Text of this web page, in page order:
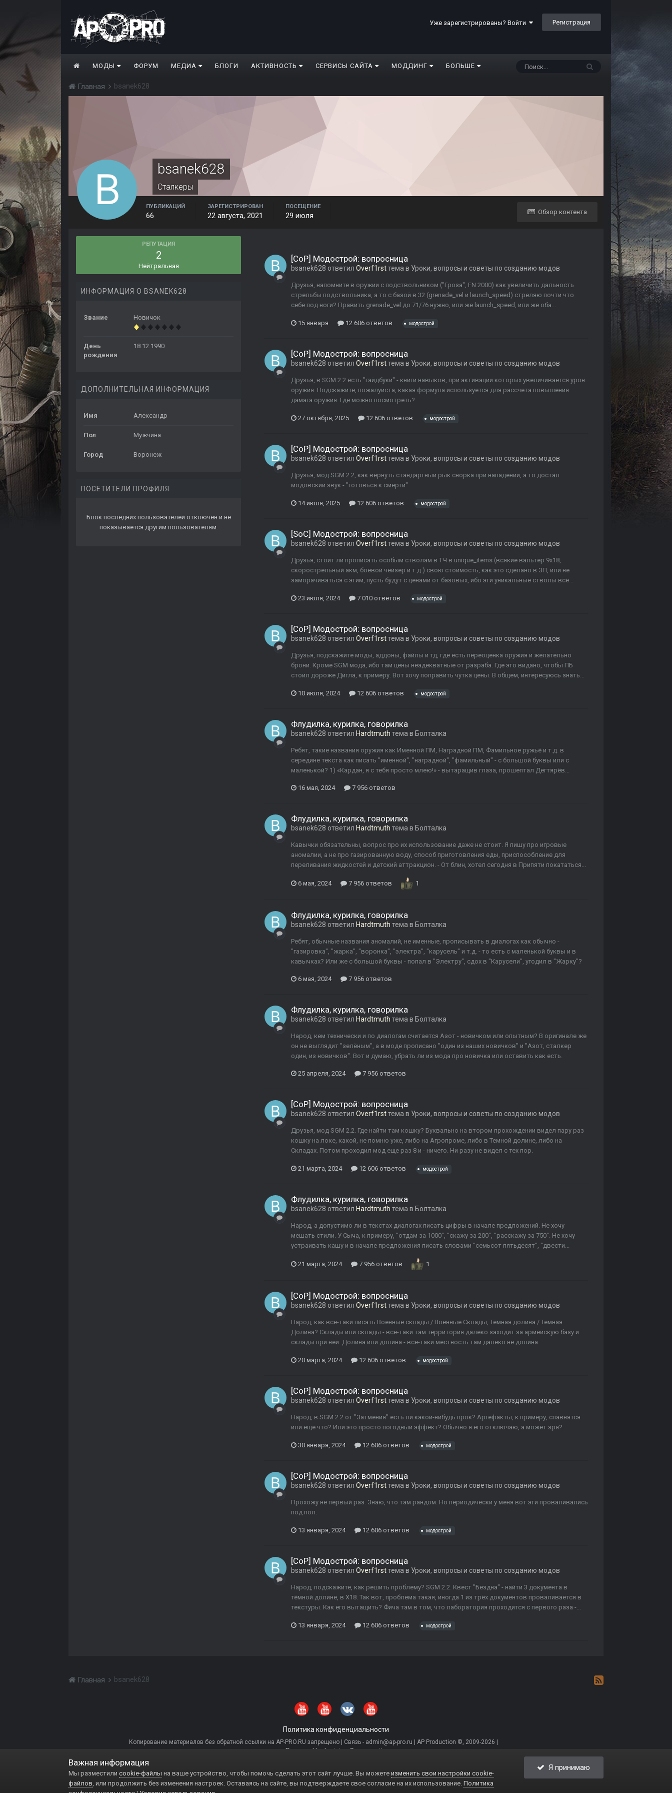
Уже зарегистрированы? Войти Регистрация
МОДЫ ФОРУМ МЕДИА БЛОГИ АКТИВНОСТЬ СЕРВИСЫ САЙТА МОДДИНГ БОЛЬШЕ
Главная bsanek628
bsanek628
Сталкеры
Обзор контента
ПУБЛИКАЦИЙ
66
ЗАРЕГИСТРИРОВАН
22 августа, 2021
ПОСЕЩЕНИЕ
29 июля
РЕПУТАЦИЯ
2
Нейтральная
ИНФОРМАЦИЯ О BSANEK628
Звание Новичок
День
рождения
18.12.1990
ДОПОЛНИТЕЛЬНАЯ ИНФОРМАЦИЯ
Имя Александр
Пол Мужчина
Город Воронеж
ПОСЕТИТЕЛИ ПРОФИЛЯ
Блок последних пользователей отключён и не
показывается другим пользователям.
[CoP] Модострой: вопросница
bsanek628 ответил Overf1rstтема в Уроки, вопросы и советы по созданию модов
Друзья, напомните в оружии с подствольником ("Гроза", FN 2000) как увеличить дальность
стрельбы подствольника, а то с базой в 32 (grenade_vel и launch_speed) стреляю почти что
себе под ноги? Править grenade_vel до 71/76 нужно, или же launch_speed, или же оба...
15 января 12 606 ответов модострой
[CoP] Модострой: вопросница
bsanek628 ответил Overf1rstтема в Уроки, вопросы и советы по созданию модов
Друзья, в SGM 2.2 есть "гайдбуки" - книги навыков, при активации которых увеличивается урон
оружия. Подскажите, пожалуйста, какая формула используется для рассчета повышения
дамага оружия. Где можно посмотреть?
27 октября, 2025 12 606 ответов модострой
[CoP] Модострой: вопросница
bsanek628 ответил Overf1rstтема в Уроки, вопросы и советы по созданию модов
Друзья, мод SGM 2.2, как вернуть стандартный рык снорка при нападении, а то достал
модовский звук - "готовься к смерти".
14 июля, 2025 12 606 ответов модострой
[SoC] Модострой: вопросница
bsanek628 ответил Overf1rstтема в Уроки, вопросы и советы по созданию модов
Друзья, стоит ли прописать особым стволам в ТЧ в unique_items (всякие вальтер 9х18,
скорострельный акм, боевой чейзер и т.д.) свою стоимость, как это сделано в ЗП, или не
заморачиваться с этим, пусть будут с ценами от базовых, ибо эти уникальные стволы всё...
23 июля, 2024 7 010 ответов модострой
[CoP] Модострой: вопросница
bsanek628 ответил Overf1rstтема в Уроки, вопросы и советы по созданию модов
Друзья, подскажите моды, аддоны, файлы и тд, где есть переоценка оружия и желательно
брони. Кроме SGM мода, ибо там цены неадекватные от разраба. Где это видано, чтобы ПБ
стоил дороже Дигла, к примеру. Вот хочу поправить чутка цены. В общем, интересуюсь знать...
10 июля, 2024 12 606 ответов модострой
Флудилка, курилка, говорилка
bsanek628 ответил Hardtmuth тема в Болталка
Ребят, такие названия оружия как Именной ПМ, Наградной ПМ, Фамильное ружьё и т.д. в
середине текста как писать "именной", "наградной", "фамильный" - с большой буквы или с
маленькой? 1) «Кардан, я с тебя просто млею!» - вытаращив глаза, прошептал Дегтярёв...
16 мая, 2024 7 956 ответов
Флудилка, курилка, говорилка
bsanek628 ответил Hardtmuth тема в Болталка
Кавычки обязательны, вопрос про их использование даже не стоит. Я пишу про игровые
аномалии, а не про газированную воду, способ приготовления еды, приспособление для
переливания жидкостей и детский аттракцион. - От блин, хотел сегодня в Припяти покататься...
6 мая, 2024 7 956 ответов 1
Флудилка, курилка, говорилка
bsanek628 ответил Hardtmuth тема в Болталка
Ребят, обычные названия аномалий, не именные, прописывать в диалогах как обычно -
"газировка", "жарка", "воронка", "электра", "карусель" и т.д. - то есть с маленькой буквы и в
кавычках? Или же с большой буквы - попал в "Электру", сдох в "Карусели", угодил в "Жарку"?
6 мая, 2024 7 956 ответов
Флудилка, курилка, говорилка
bsanek628 ответил Hardtmuth тема в Болталка
Народ, кем технически и по диалогам считается Азот - новичком или опытным? В оригинале же
он не выглядит "зелёным", а в моде прописано "один из наших новичков" и "Азот, сталкер
один, из новичков". Вот и думаю, убрать ли из мода про новичка или оставить как есть.
25 апреля, 2024 7 956 ответов
[CoP] Модострой: вопросница
bsanek628 ответил Overf1rstтема в Уроки, вопросы и советы по созданию модов
Друзья, мод SGM 2.2. Где найти там кошку? Буквально на втором прохождении видел пару раз
кошку на локе, какой, не помню уже, либо на Агропроме, либо в Темной долине, либо на
Складах. Потом проходил мод еще раз 8 и - ничего. Ни разу не видел с тех пор.
21 марта, 2024 12 606 ответов модострой
Флудилка, курилка, говорилка
bsanek628 ответил Hardtmuth тема в Болталка
Народ, а допустимо ли в текстах диалогах писать цифры в начале предложений. Не хочу
мешать стили. У Сыча, к примеру, "отдам за 1000", "скажу за 200", "расскажу за 750". Не хочу
устраивать кашу и в начале предложения писать словами "семьсот пятьдесят", "двести...
21 марта, 2024 7 956 ответов 1
[CoP] Модострой: вопросница
bsanek628 ответил Overf1rstтема в Уроки, вопросы и советы по созданию модов
Народ, как всё-таки писать Военные склады / Военные Склады, Тёмная долина / Тёмная
Долина? Склады или склады - всё-таки там территория далеко заходит за армейскую базу и
склады при ней. Долина или долина - все-таки местность там далеко не долина.
20 марта, 2024 12 606 ответов модострой
[CoP] Модострой: вопросница
bsanek628 ответил Overf1rstтема в Уроки, вопросы и советы по созданию модов
Народ, в SGM 2.2 от "Затмения" есть ли какой-нибудь прок? Артефакты, к примеру, спавнятся
или ещё что? Или это просто погодный эффект? Обычно я его отключаю, а может зря?
30 января, 2024 12 606 ответов модострой
[CoP] Модострой: вопросница
bsanek628 ответил Overf1rstтема в Уроки, вопросы и советы по созданию модов
Прохожу не первый раз. Знаю, что там рандом. Но периодически у меня вот эти проваливались
под пол.
13 января, 2024 12 606 ответов модострой
[CoP] Модострой: вопросница
bsanek628 ответил Overf1rstтема в Уроки, вопросы и советы по созданию модов
Народ, подскажите, как решить проблему? SGM 2.2. Квест "Бездна" - найти 3 документа в
тёмной долине, в Х18. Так вот, проблема такая, иногда 1 из трёх документов проваливается в
текстуры. Как его вытащить? Фича там в том, что лаборатория проходится с первого раза -...
13 января, 2024 12 606 ответов модострой
Главная bsanek628
Политика конфиденциальности
Копирование материалов без обратной ссылки на AP-PRO.RU запрещено | Связь - admin@ap-pro.ru | AP Production ©, 2009-2026 |
Powered by Invision Community
Важная информация
Мы разместили cookie-файлы на ваше устройство, чтобы помочь сделать этот сайт лучше. Вы можете изменить свои настройки cookie-
файлов, или продолжить без изменения настроек. Оставаясь на сайте, вы подтверждаете свое согласие на их использование. Политика
Я принимаю